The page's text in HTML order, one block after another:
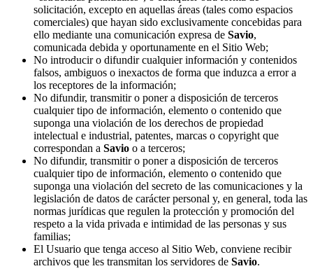
solicitación, excepto en aquellas áreas (tales como espacios
comerciales) que hayan sido exclusivamente concebidas para
ello mediante una comunicación expresa de Savio,
comunicada debida y oportunamente en el Sitio Web;
No introducir o difundir cualquier información y contenidos
falsos, ambiguos o inexactos de forma que induzca a error a
los receptores de la información;
No difundir, transmitir o poner a disposición de terceros
cualquier tipo de información, elemento o contenido que
suponga una violación de los derechos de propiedad
intelectual e industrial, patentes, marcas o copyright que
correspondan a Savio o a terceros;
No difundir, transmitir o poner a disposición de terceros
cualquier tipo de información, elemento o contenido que
suponga una violación del secreto de las comunicaciones y la
legislación de datos de carácter personal y, en general, toda las
normas jurídicas que regulen la protección y promoción del
respeto a la vida privada e intimidad de las personas y sus
familias;
El Usuario que tenga acceso al Sitio Web, conviene recibir
archivos que les transmitan los servidores de Savio.